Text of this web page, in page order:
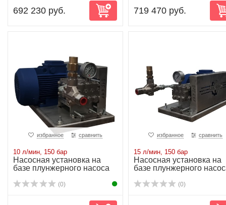
692 230 руб. 719 470 руб.
избранное сравнить
10 л/мин, 150 бар
Насосная установка на
базе плунжерного насоса
(0)
избранное сравнить
15 л/мин, 150 бар
Насосная установка на
базе плунжерного
(0)